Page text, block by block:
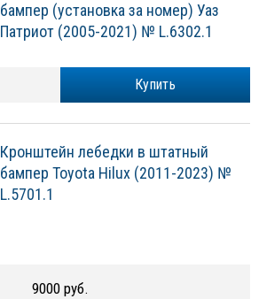
бампер (установка за номер) Уаз
Патриот (2005-2021) № L.6302.1
Купить
Кронштейн лебедки в штатный
бампер Toyota Hilux (2011-2023) №
L.5701.1
9000 руб.